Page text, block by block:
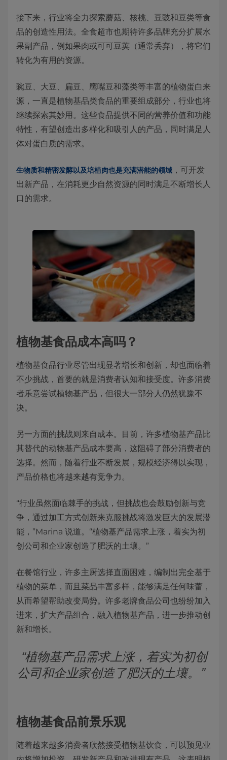
接下来，行业将全力探索蘑菇、核桃、豆豉和豆类等食
品的创造性用法。全食超市也期待许多品牌充分扩展水
果副产品，例如果肉或可可豆荚（通常丢弃），将它们
转化为有用的资源。
豌豆、大豆、扁豆、鹰嘴豆和藻类等丰富的植物蛋白来
源，一直是植物基品类食品的重要组成部分，行业也将
继续探索其妙用。这些食品提供不同的营养价值和功能
特性，有望创造出多样化和吸引人的产品，同时满足人
体对蛋白质的需求。
生物质和精密发酵以及培植肉也是充满潜能的领域 ，可开发
出新产品，在消耗更少自然资源的同时满足不断增长人
口的需求。
植物基食品成本高吗？
植物基食品行业尽管出现显著增长和创新，却也面临着
不少挑战，首要的就是消费者认知和接受度。许多消费
者乐意尝试植物基产品，但很大一部分人仍然犹豫不
决。
另一方面的挑战则来自成本。目前，许多植物基产品比
其替代的动物基产品成本要高，这阻碍了部分消费者的
选择。然而，随着行业不断发展，规模经济得以实现，
产品价格也将越来越有竞争力。
“行业虽然面临棘手的挑战，但挑战也会鼓励创新与竞
争，通过加工方式创新来克服挑战将激发巨大的发展潜
能，”Marina 说道。“植物基产品需求上涨，着实为初
创公司和企业家创造了肥沃的土壤。”
在餐馆行业，许多主厨选择直面困难，编制出完全基于
植物的菜单，而且菜品丰富多样，能够满足任何味蕾，
从而希望帮助改变局势。许多老牌食品公司也纷纷加入
进来，扩大产品组合，融入植物基产品，进一步推动创
新和增长。
“植物基产品需求上涨，着实为初创
公司和企业家创造了肥沃的土壤。”
植物基食品前景乐观
随着越来越多消费者欣然接受植物基饮食，可以预见业